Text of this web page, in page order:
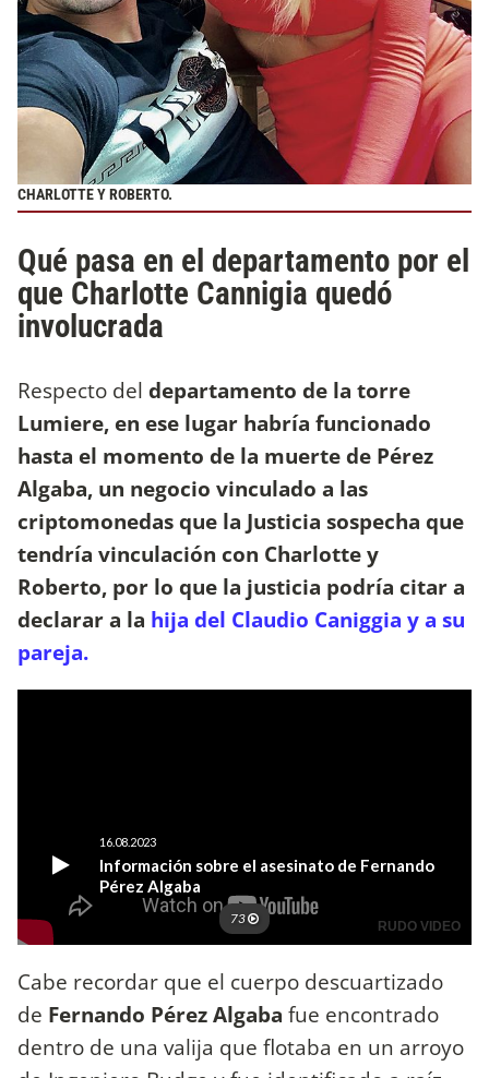
CHARLOTTE Y ROBERTO.
Qué pasa en el departamento por el
que Charlotte Cannigia quedó
involucrada
Respecto del departamento de la torre
Lumiere, en ese lugar habría funcionado
hasta el momento de la muerte de Pérez
Algaba, un negocio vinculado a las
criptomonedas que la Justicia sospecha que
tendría vinculación con Charlotte y
Roberto, por lo que la justicia podría citar a
declarar a la hija del Claudio Caniggia y a su
pareja.
Cabe recordar que el cuerpo descuartizado
de Fernando Pérez Algaba fue encontrado
dentro de una valija que flotaba en un arroyo